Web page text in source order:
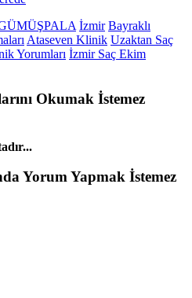
İzmir Bayraklı
Ataseven Klinik Uzaktan Saç
Yorumları İzmir Saç Ekim
Okumak İstemez
YorumYapmak İstemez